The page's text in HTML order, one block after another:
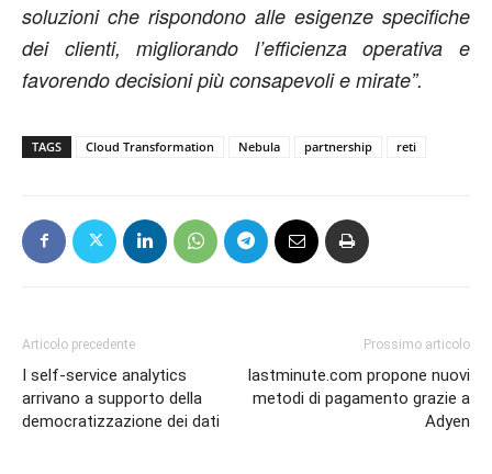
soluzioni che rispondono alle esigenze specifiche
dei clienti, migliorando l’efficienza operativa e
favorendo decisioni più consapevoli e mirate”.
TAGS Cloud Transformation Nebula partnership reti
Articolo precedente
I self-service analytics
arrivano a supporto della
democratizzazione dei dati
Prossimo articolo
lastminute.com propone nuovi
metodi di pagamento grazie a
Adyen